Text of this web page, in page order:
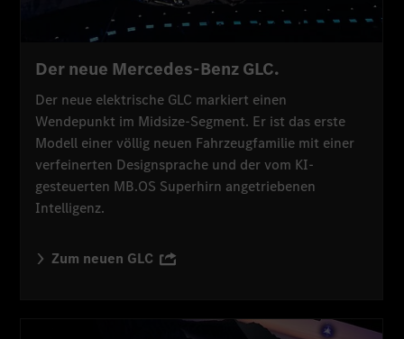
Der neue Mercedes-Benz GLC.
Der neue elektrische GLC markiert einen
Wendepunkt im Midsize-Segment. Er ist das erste
Modell einer völlig neuen Fahrzeugfamilie mit einer
verfeinerten Designsprache und der vom KI-
gesteuerten MB.OS Superhirn angetriebenen
Intelligenz.
Zum neuen GLC